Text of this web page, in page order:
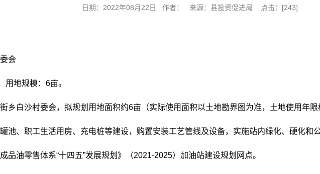
日期：2022年08月22日 作者： 来源：县投资促进局 点击：[243]
会
用地规模：6亩。
乡白沙村委会，拟规划用地面积约6亩（实际使用面积以土地勘界图为准，土地使用年限
池、职工生活用房、充电桩等建设，购置安装工艺管线及设备，实施站内绿化、硬化和
品油零售体系“十四五”发展规划》（2021-2025）加油站建设规划网点。